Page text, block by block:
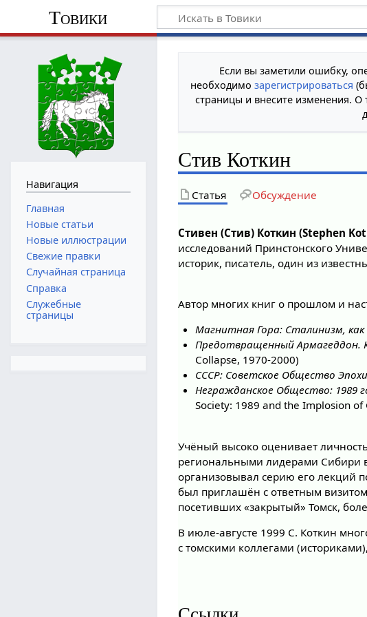
Товики
Если вы заметили ошибку,
необходимозарегистрироваться
страницы и внесите изменения. О
Стив Коткин
Статья Обсуждение
Стивен (Стив) Коткин (Stephen
исследований Принстонского
историк, писатель, один из
Автор многих книг о прошлом и
Магнитная Гора: Сталинизм, как
Предотвращенный Армагеддон.
Collapse, 1970-2000)
СССР: Советское Общество
Негражданское Общество: 1989
Society: 1989 and the Implosion
Учёный высоко оценивает
региональными лидерами Сибири
организовывал серию его лекций
был приглашён с ответным
посетивших «закрытый» Томск,
В июле-августе 1999 С. Коткин
с томскими коллегами
Навигация
Главная
Новые статьи
Новые иллюстрации
Свежие правки
Случайная страница
Справка
Служебные
страницы